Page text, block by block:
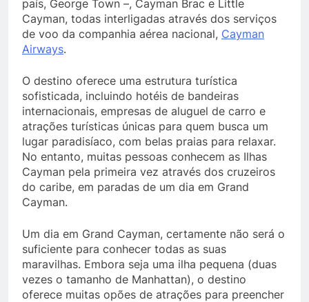
país, George Town –, Cayman Brac e Little
Cayman, todas interligadas através dos serviços
de voo da companhia aérea nacional, Cayman
Airways.
O destino oferece uma estrutura turística
sofisticada, incluindo hotéis de bandeiras
internacionais, empresas de aluguel de carro e
atrações turísticas únicas para quem busca um
lugar paradisíaco, com belas praias para relaxar.
No entanto, muitas pessoas conhecem as Ilhas
Cayman pela primeira vez através dos cruzeiros
do caribe, em paradas de um dia em Grand
Cayman.
Um dia em Grand Cayman, certamente não será o
suficiente para conhecer todas as suas
maravilhas. Embora seja uma ilha pequena (duas
vezes o tamanho de Manhattan), o destino
oferece muitas opões de atrações para preencher